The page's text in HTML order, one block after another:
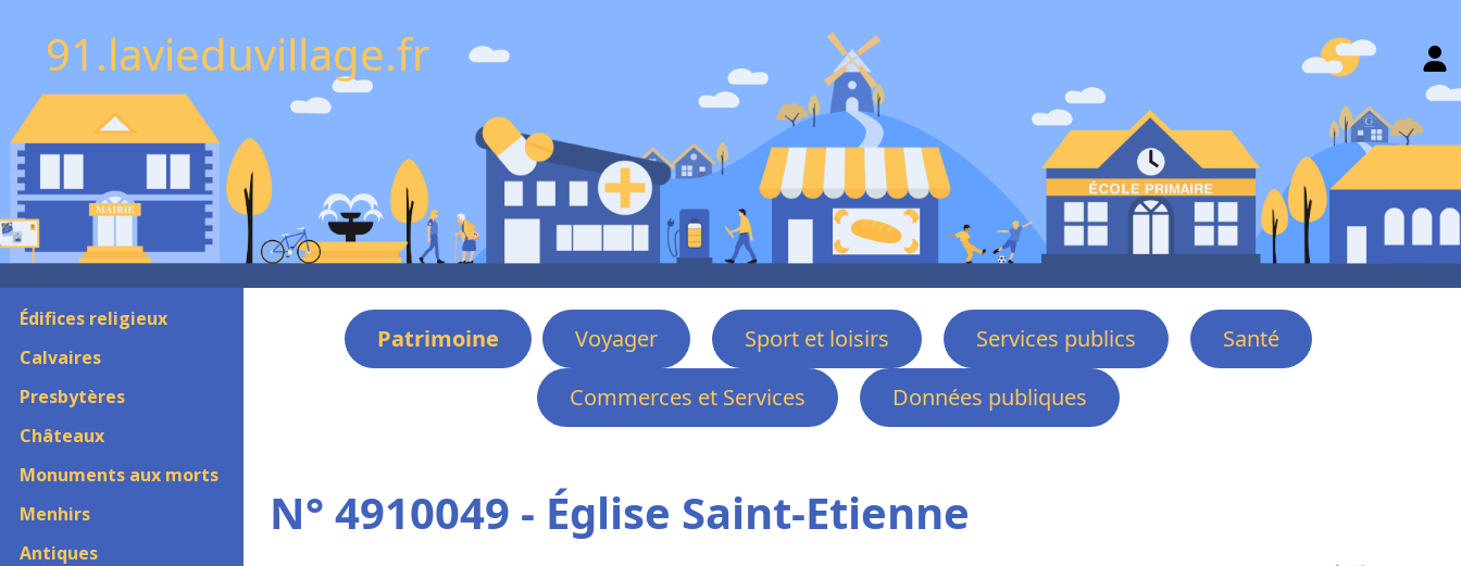
91.lavieduvillage.fr
Édifices religieux
Calvaires
Presbytères
Châteaux
Monuments aux morts
Menhirs
Antiques
Patrimoine Voyager Sport et loisirs Services publics
Santé
Commerces et Services
Données publiques
N° 4910049 - Église Saint-Etienne